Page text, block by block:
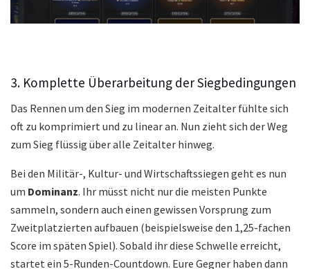
3. Komplette Überarbeitung der Siegbedingungen
Das Rennen um den Sieg im modernen Zeitalter fühlte sich
oft zu komprimiert und zu linear an. Nun zieht sich der Weg
zum Sieg flüssig über alle Zeitalter hinweg.
Bei den Militär-, Kultur- und Wirtschaftssiegen geht es nun
um Dominanz. Ihr müsst nicht nur die meisten Punkte
sammeln, sondern auch einen gewissen Vorsprung zum
Zweitplatzierten aufbauen (beispielsweise den 1,25-fachen
Score im späten Spiel). Sobald ihr diese Schwelle erreicht,
startet ein 5-Runden-Countdown. Eure Gegner haben dann